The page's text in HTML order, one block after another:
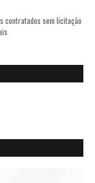
contratados sem licitação